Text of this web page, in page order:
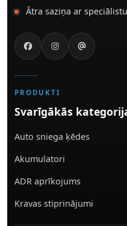
Ātra saziņa ar
PRODUKTI
Svarīgākās
Auto sniega ķēdes
Akumulatori
ADR aprīkojums
Kravas stiprinājumi